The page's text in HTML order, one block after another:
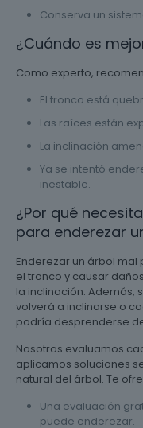
Conserva un
¿Cuándo es
Como experto,
El tronco está
Las raíces están
La inclinación
Ya se intentó
inestable.
¿Por qué
para enderezar
Enderezar un árbol
el tronco y causar
la inclinación. Además,
volverá a inclinarse o
podría desprenderse
Nosotros evaluamos
aplicamos soluciones
natural del árbol. Te
Una evaluación
puede enderezar.